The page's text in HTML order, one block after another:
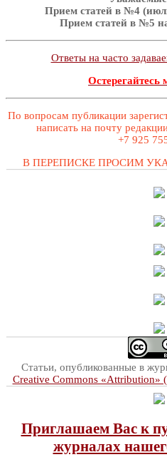
Прием статей в №4
Прием статей в №5
Ответы на часто
По вопросам публикации
написать на почту
+7 925
В ПЕРЕПИСКЕ ПРОСИМ
Статьи, опубликованные в
Creative Commons «Attribution»
Приглашаем Вас к
журналах